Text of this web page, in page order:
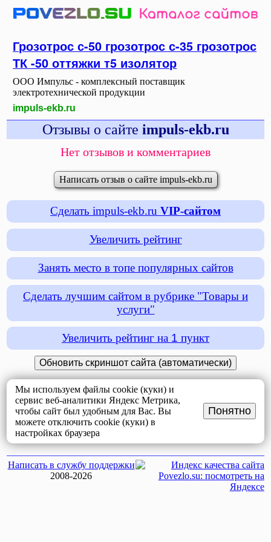
Грозотрос с-50 грозотрос с-35 грозотрос
ТК -50 оттяжки т5 изолятор
ООО Импульс - комплексный поставщик
электротехнической продукции
impuls-ekb.ru
Отзывы о сайте impuls-ekb.ru
Нет отзывов и комментариев
Написать отзыв о сайте impuls-ekb.ru
Сделать impuls-ekb.ru VIP-сайтом
Увеличить рейтинг
Занять место в топе популярных сайтов
Сделать лучшим сайтом в рубрике "Товары и
услуги"
Увеличить рейтинг на 1 пункт
Мы используем файлы cookie (куки) и
сервис веб-аналитики Яндекс Метрика,
чтобы сайт был удобным для Вас. Вы
можете отключить cookie (куки) в
настройках браузера
Понятно
Написать в службу поддержки
2008-2026